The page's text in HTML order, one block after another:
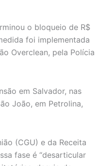
o bloqueio de R$
foi implementada
Overclean, pela Polícia
em Salvador, nas
João, em Petrolina,
(CGU) e da Receita
fase é “desarticular